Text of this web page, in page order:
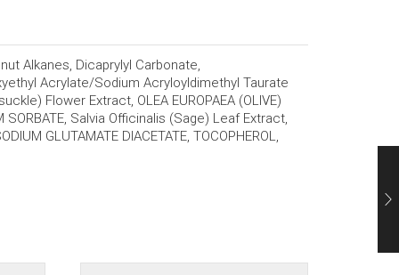
Alkanes, Dicaprylyl Carbonate,
Acrylate/Sodium Acryloyldimethyl Taurate
Flower Extract, OLEA EUROPAEA (OLIVE)
SORBATE, Salvia Officinalis (Sage) Leaf Extract,
GLUTAMATE DIACETATE, TOCOPHEROL,